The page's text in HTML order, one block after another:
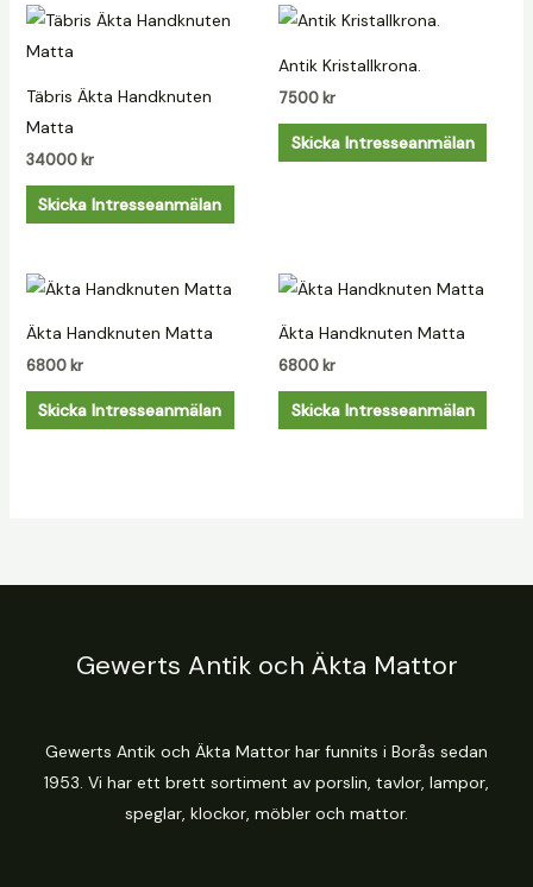
Täbris Äkta Handknuten
Matta
34000 kr
Skicka Intresseanmälan
Antik Kristallkrona.
7500 kr
Skicka Intresseanmälan
Äkta Handknuten Matta
6800 kr
Skicka Intresseanmälan
Äkta Handknuten Matta
6800 kr
Skicka Intresseanmälan
Gewerts Antik och Äkta Mattor
Gewerts Antik och Äkta Mattor har funnits i Borås sedan
1953. Vi har ett brett sortiment av porslin, tavlor, lampor,
speglar, klockor, möbler och mattor.